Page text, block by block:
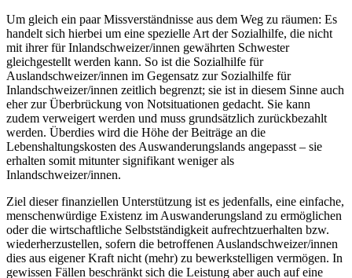
Um gleich ein paar Missverständnisse aus dem Weg zu räumen: Es
handelt sich hierbei um eine spezielle Art der Sozialhilfe, die nicht
mit ihrer für Inlandschweizer/innen gewährten Schwester
gleichgestellt werden kann. So ist die Sozialhilfe für
Auslandschweizer/innen im Gegensatz zur Sozialhilfe für
Inlandschweizer/innen zeitlich begrenzt; sie ist in diesem Sinne auch
eher zur Überbrückung von Notsituationen gedacht. Sie kann
zudem verweigert werden und muss grundsätzlich zurückbezahlt
werden. Überdies wird die Höhe der Beiträge an die
Lebenshaltungskosten des Auswanderungslands angepasst – sie
erhalten somit mitunter signifikant weniger als
Inlandschweizer/innen.
Ziel dieser finanziellen Unterstützung ist es jedenfalls, eine einfache,
menschenwürdige Existenz im Auswanderungsland zu ermöglichen
oder die wirtschaftliche Selbstständigkeit aufrechtzuerhalten bzw.
wiederherzustellen, sofern die betroffenen Auslandschweizer/innen
dies aus eigener Kraft nicht (mehr) zu bewerkstelligen vermögen. In
gewissen Fällen beschränkt sich die Leistung aber auch auf eine